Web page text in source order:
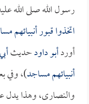
رسول الله صلى الله
اتخذوا قبور أنبيائهم
أوردأبو داودحديث
أنبيائهم مساجد)، وفي
والنصارى، وهذا يدل